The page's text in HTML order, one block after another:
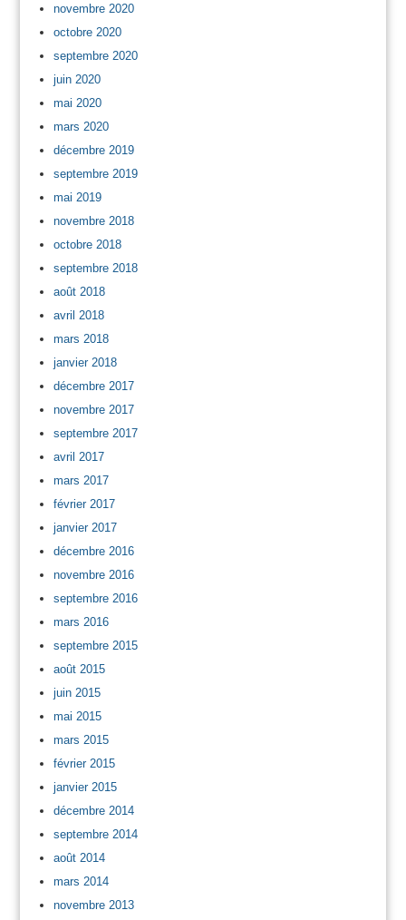
novembre 2020
octobre 2020
septembre 2020
juin 2020
mai 2020
mars 2020
décembre 2019
septembre 2019
mai 2019
novembre 2018
octobre 2018
septembre 2018
août 2018
avril 2018
mars 2018
janvier 2018
décembre 2017
novembre 2017
septembre 2017
avril 2017
mars 2017
février 2017
janvier 2017
décembre 2016
novembre 2016
septembre 2016
mars 2016
septembre 2015
août 2015
juin 2015
mai 2015
mars 2015
février 2015
janvier 2015
décembre 2014
septembre 2014
août 2014
mars 2014
novembre 2013